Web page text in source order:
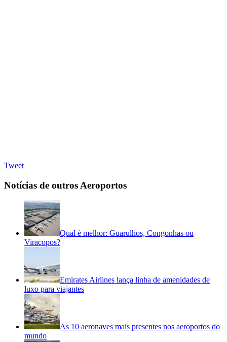
Tweet
Notícias de outros Aeroportos
Qual é melhor: Guarulhos, Congonhas ou
Viracopos?
Emirates Airlines lança linha de amenidades de
luxo para viajantes
As 10 aeronaves mais presentes nos aeroportos do
mundo